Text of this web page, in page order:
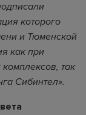
которого
и Тюменской
как при
так
Сибинтел».